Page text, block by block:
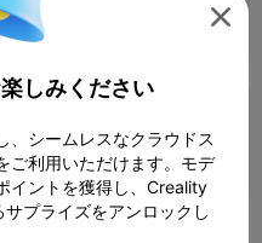
 2 プレート
 2 プレート  218.79g

しみください
、シームレスなクラウドス
ご利用いただけます。モデ
イントを獲得し、Creality
プライズをアンロックし